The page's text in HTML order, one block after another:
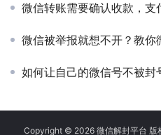
微信转账需要确认收款，支
微信被举报就想不开？教你
如何让自己的微信号不被封
Copyright © 2026 微信解封平台 版